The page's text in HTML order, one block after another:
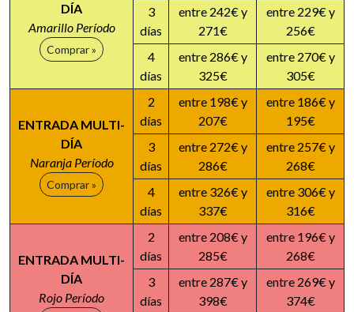
DÍA
Amarillo Período
Comprar »
3
días
entre 242€ y
271€
entre 229€ y
256€
4
días
entre 286€ y
325€
entre 270€ y
305€
ENTRADA MULTI-
DÍA
Naranja Período
Comprar »
2
días
entre 198€ y
207€
entre 186€ y
195€
3
días
entre 272€ y
286€
entre 257€ y
268€
4
días
entre 326€ y
337€
entre 306€ y
316€
ENTRADA MULTI-
DÍA
Rojo Período
2
días
entre 208€ y
285€
entre 196€ y
268€
3
días
entre 287€ y
398€
entre 269€ y
374€